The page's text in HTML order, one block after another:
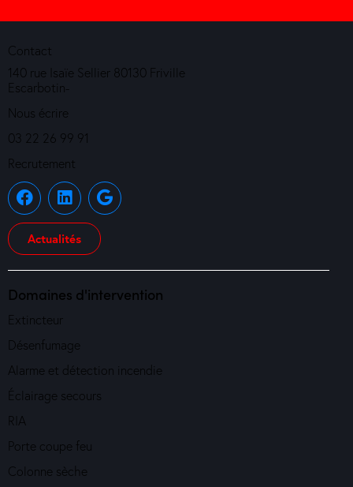
Contact
140 rue Isaïe Sellier 80130 Friville
Escarbotin-
Nous écrire
03 22 26 99 91
Recrutement
Actualités
Domaines d'intervention
Extincteur
Désenfumage
Alarme et détection incendie
Éclairage secours
RIA
Porte coupe feu
Colonne sèche